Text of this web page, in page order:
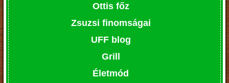
Ottis főz
Zsuzsi finomságai
UFF blog
Grill
Életmód